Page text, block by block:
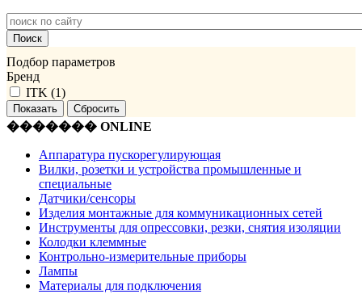
Подбор параметров
Бренд
ITK (1)
������� ONLINE
Аппаратура пускорегулирующая
Вилки, розетки и устройства промышленные и
специальные
Датчики/сенсоры
Изделия монтажные для коммуникационных сетей
Инструменты для опрессовки, резки, снятия изоляции
Колодки клеммные
Контрольно-измерительные приборы
Лампы
Материалы для подключения